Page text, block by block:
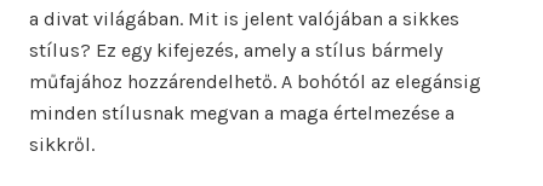
a divat világában. Mit is jelent valójában a sikkes
stílus? Ez egy kifejezés, amely a stílus bármely
műfajához hozzárendelhető. A bohótól az elegánsig
minden stílusnak megvan a maga értelmezése a
sikkről.